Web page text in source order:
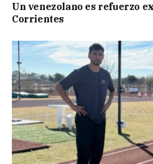
Un venezolano es refuerzo
Corrientes